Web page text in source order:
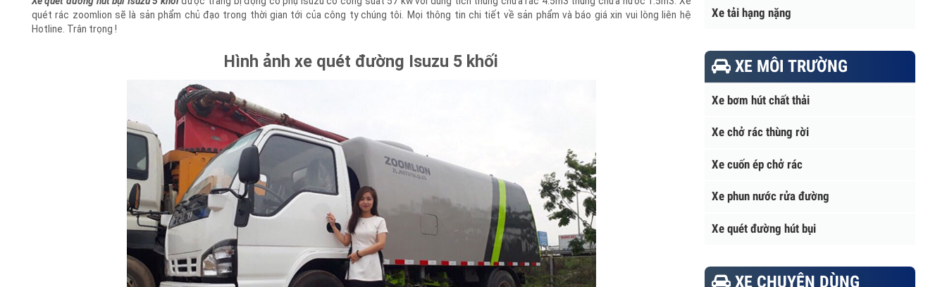
Xe quét đường hút bụi Isuzu 5 khối được trang bị động cơ phụ isuzu có công suất 57 kw với dung tích thùng chứa rác 4.5m3 thùng chứa nước 1.5m3. Xe
quét rác zoomlion sẽ là sản phẩm chủ đạo trong thời gian tới của công ty chúng tôi. Mọi thông tin chi tiết về sản phẩm và báo giá xin vui lòng liên hệ
Hình ảnh xe quét đường Isuzu 5 khối
Xe tải hạng nặng
XE MÔI TRƯỜNG